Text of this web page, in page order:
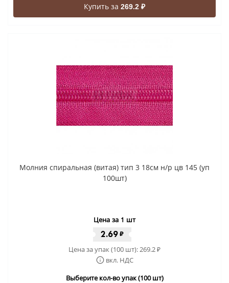
Купить за 269.2 ₽
Молния спиральная (витая) тип 3 18см н/р цв 145 (уп
100шт)
Цена за 1 шт
2.69 ₽
Цена за упак (100 шт):269.2₽
вкл. НДС
Выберите кол-во упак (100 шт)